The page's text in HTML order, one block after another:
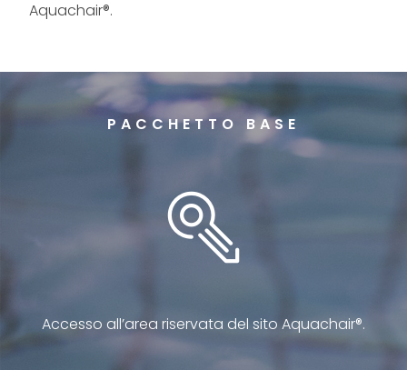
Aquachair®.
PACCHETTO BASE
Accesso all’area riservata del sito Aquachair®.